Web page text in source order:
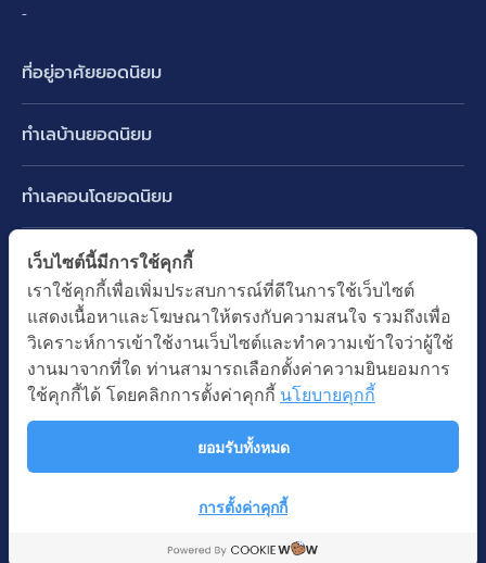
-
ที่อยู่อาศัยยอดนิยม
ทาวน์เฮ้าส์ ทาวน์โฮม
คอนโดมิเนียม
อาคารพาณิชย์ ตึกแถว
ที่ดินเปล่า
อพาร์ทเม้นท์ หอพัก
ออฟฟิต สำนักงาน
โรงงาน โกดัง
โรงแรม รีสอร์ท
ทำเลบ้านยอดนิยม
บางนา รามคำแหง 2
ปทุมธานี รังสิต ลำลูกกา
นนทบุรี บางใหญ่ บางบัวทอง
ทำเลคอนโดยอดนิยม
พระราม 9
อ่อนนุช ปุณณวิถี
รัชดาภิเษก ห้วยขวาง
ห้าแยกลาดพร้าว
ทำเล BTS ยอดนิยม
BTS ทองหล่อ
BTS เอกมัย
BTS พร้อมพงษ์
BTS อ่อนนุช
ทำเล MRT ยอดนิยม
MRT เพชรบุรี
MRT พระราม 9
MRT พหลโยธิน
คำค้นยอดนิยม
บ้านมือสอง
ซื้อบ้าน ขายบ้าน
นโยบายการใช้คุกกี้
สงวนลิขสิทธิ โดยบริษัท บางกอก แอสเซท อินเตอร์กรุ๊ป จำกัด (มหาชน).
เว็บไซต์นี้มีการใช้คุกกี้
เราใช้คุกกี้เพื่อเพิ่มประสบการณ์ที่ดีในการใช้เว็บไซต์
แสดงเนื้อหาและโฆษณาให้ตรงกับความสนใจ รวมถึงเพื่อ
วิเคราะห์การเข้าใช้งานเว็บไซต์และทำความเข้าใจว่าผู้ใช้
งานมาจากที่ใด ท่านสามารถเลือกตั้งค่าความยินยอมการ
ใช้คุกกี้ได้ โดยคลิกการตั้งค่าคุกกี้ นโยบายคุกกี้
ยอมรับทั้งหมด
การตั้งค่าคุกกี้